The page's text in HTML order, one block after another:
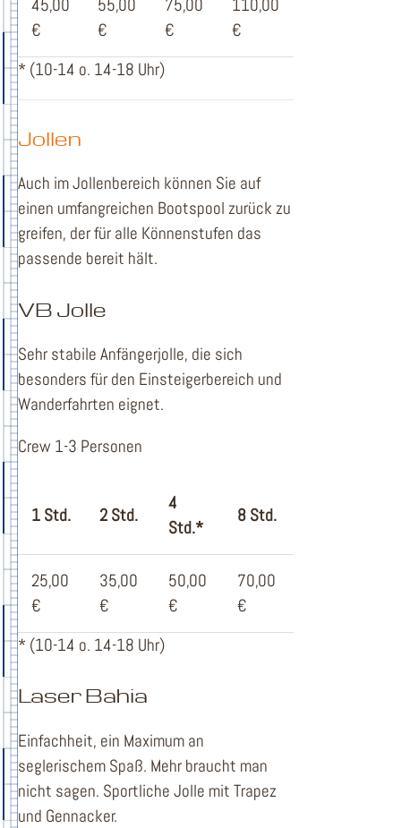
45,00
€
55,00
€
75,00
€
110,00
€
* (10-14 o. 14-18 Uhr)
Jollen
Auch im Jollenbereich können Sie auf
einen umfangreichen Bootspool zurück zu
greifen, der für alle Könnenstufen das
passende bereit hält.
VB Jolle
Sehr stabile Anfängerjolle, die sich
besonders für den Einsteigerbereich und
Wanderfahrten eignet.
Crew 1-3 Personen
1 Std. 2 Std.
4
Std.*
8 Std.
25,00
€
35,00
€
50,00
€
70,00
€
* (10-14 o. 14-18 Uhr)
Laser Bahia
Einfachheit, ein Maximum an
seglerischem Spaß. Mehr braucht man
nicht sagen. Sportliche Jolle mit Trapez
und Gennacker.